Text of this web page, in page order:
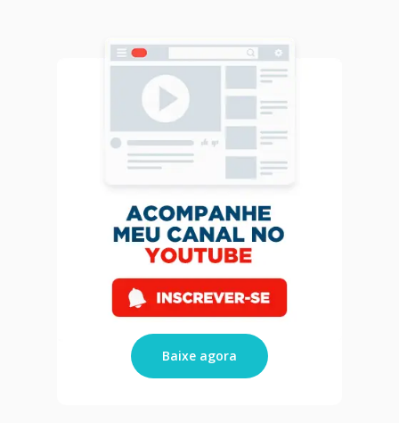
Baixe agora
Agendar Consulta
Livro 128 Receitas
Contato
Publicações